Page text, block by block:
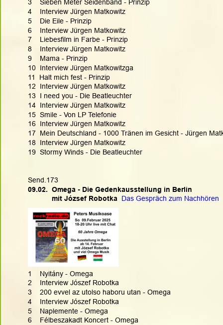
3    Sieben Meter Seidenband - Prinzip
4    Interview Jürgen Matkowitz
5    Die Eile - Prinzip
6    Interview Jürgen Matkowitz
7    Liebesfilm in Farbe - Prinzip
8    Interview Jürgen Matkowitz
9    Mama - Prinzip
10  Interview Jürgen Matkowitzga
11  Halt mich fest - Prinzip
12  Interview Jürgen Matkowitz
13  I need you - Die Beatleuchter
14  Interview Jürgen Matkowitz
15  Smile - Von LP Telefonie
16  Interview Jürgen Matkowitz
17  Mein Deutschland - 1000 Tränen im Gesicht - Jürgen
18  Interview Jürgen Matkowitz
19  Stormy Winds - Die Beatleuchter
Send.173
09.02.  Omega - Die Gedenkausstellung in Berlin
            mit József Robotka
Das Gespräch zum Nachhören
1    Nyitány - Omega
2    Interview Jószef Robotka
3    200 evvel az utolso haboru utan - Omega
4    Interview Jószef Robotka
5    Naplemente - Omega
6    Félbeszakadt Koncert - Omega